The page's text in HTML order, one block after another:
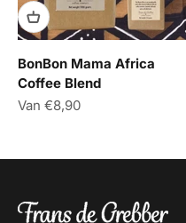
BonBon Mama Africa
Coffee Blend
Aanbiedingsprijs
Van €8,90